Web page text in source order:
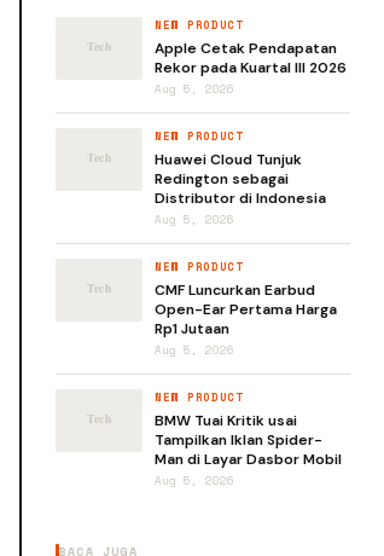
NEW PRODUCT
Apple Cetak Pendapatan
Rekor pada Kuartal III 2026
Aug 5, 2026
NEW PRODUCT
Huawei Cloud Tunjuk
Redington sebagai
Distributor di Indonesia
Aug 5, 2026
NEW PRODUCT
CMF Luncurkan Earbud
Open-Ear Pertama Harga
Rp1 Jutaan
Aug 5, 2026
NEW PRODUCT
BMW Tuai Kritik usai
Tampilkan Iklan Spider-
Man di Layar Dasbor Mobil
Aug 5, 2026
BACA JUGA